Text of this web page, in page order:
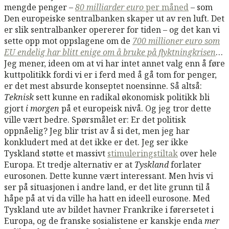
mengde penger –80 milliarder europer måned– som
Den europeiske sentralbanken skaper ut av ren luft. Det
er slik sentralbanker opererer for tiden – og det kan vi
sette opp mot oppslagene om de 700 millioner euro som
EU endelig har blitt enige om å bruke på flyktningkrisen…
Jeg mener, ideen om at vi har intet annet valg enn å føre
kuttpolitikk fordi vi er i ferd med å gå tom for penger,
er det mest absurde konseptet noensinne. Så altså:
Teknisksett kunne en radikal økonomisk politikk bli
gjort i morgen på et europeisk nivå. Og jeg tror dette
ville vært bedre. Spørsmålet er: Er det politisk
oppnåelig? Jeg blir trist av å si det, men jeg har
konkludert med at det ikke er det. Jeg ser ikke
Tyskland støtte et massivt stimuleringstiltak over hele
Europa. Et tredje alternativ er at Tysklandforlater
eurosonen. Dette kunne vært interessant. Men hvis vi
ser på situasjonen i andre land, er det lite grunn til å
håpe på at vi da ville ha hatt en ideell eurosone. Med
Tyskland ute av bildet havner Frankrike i førersetet i
Europa, og de franske sosialistene er kanskje endamer